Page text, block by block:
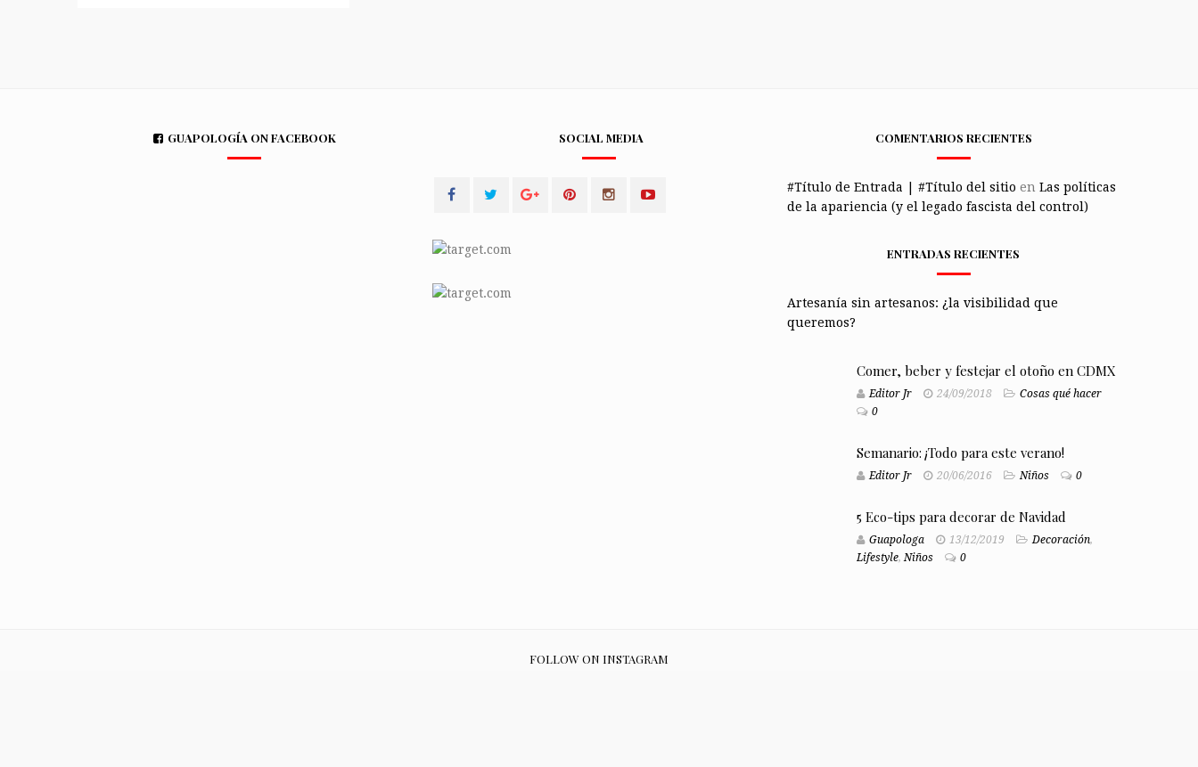
GUAPOLOGÍA ON FACEBOOK SOCIAL MEDIA COMENTARIOS RECIENTES
#Título de Entrada | #Título del sitio en Las políticas
de la apariencia (y el legado fascista del control)
ENTRADAS RECIENTES
Artesanía sin artesanos: ¿la visibilidad que
queremos?
Comer, beber y festejar el otoño en CDMX
Editor Jr 24/09/2018
Cosas qué hacer
0
Semanario: ¡Todo para este verano!
Editor Jr 20/06/2016 Niños 0
5 Eco-tips para decorar de Navidad
Guapologa 13/12/2019 Decoración,
Lifestyle,Niños 0
FOLLOW ON INSTAGRAM